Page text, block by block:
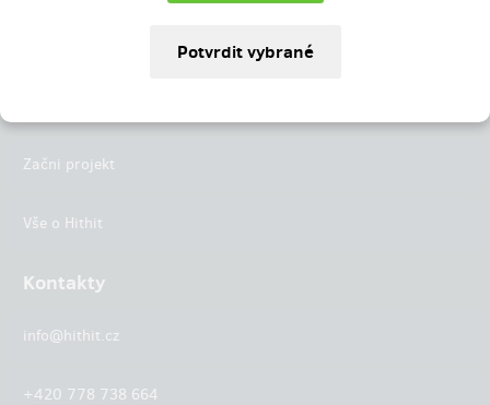
Začni projekt
Vše o Hithit
Kontakty
info@hithit.cz
+420 778 738 664